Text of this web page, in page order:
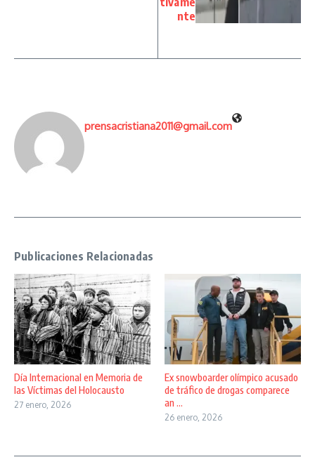
nte
prensacristiana2011@gmail.com
Publicaciones Relacionadas
Día Internacional en Memoria de
las Víctimas del Holocausto
27 enero, 2026
Ex snowboarder olímpico acusado
de tráfico de drogas comparece
an ...
26 enero, 2026